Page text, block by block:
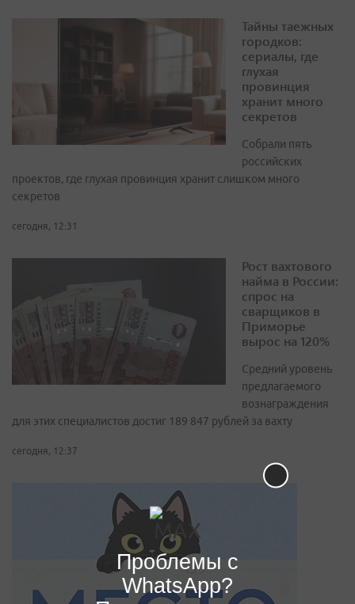
Тайны таежных
городков:
сериалы, где
глухая
провинция
хранит много
секретов
Собрали пять
российских
проектов, где глухая провинция хранит слишком много
секретов
сегодня, 12:31
Рост вахтового
найма в России:
спрос на
сварщиков в
Приморье
вырос на 120%
Средний уровень
предлагаемого
вознаграждения
для этих специалистов достиг 189 847 рублей за вахту
сегодня, 12:37
Проблемы с
WhatsApp?